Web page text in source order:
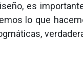
es
lo que